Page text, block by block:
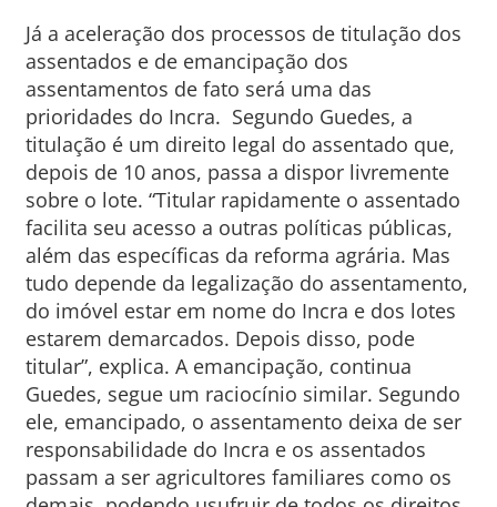
Já a aceleração dos processos de titulação dos
assentados e de emancipação dos
assentamentos de fato será uma das
prioridades do Incra. Segundo Guedes, a
titulação é um direito legal do assentado que,
depois de 10 anos, passa a dispor livremente
sobre o lote. “Titular rapidamente o assentado
facilita seu acesso a outras políticas públicas,
além das específicas da reforma agrária. Mas
tudo depende da legalização do assentamento,
do imóvel estar em nome do Incra e dos lotes
estarem demarcados. Depois disso, pode
titular”, explica. A emancipação, continua
Guedes, segue um raciocínio similar. Segundo
ele, emancipado, o assentamento deixa de ser
responsabilidade do Incra e os assentados
passam a ser agricultores familiares como os